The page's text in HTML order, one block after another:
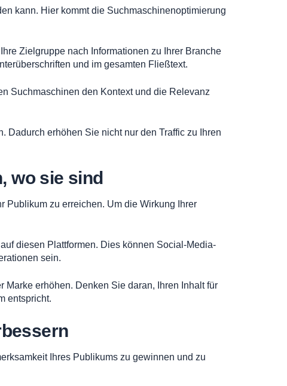
kann. Hier kommt die Suchmaschinenoptimierung
Zielgruppe nach Informationen zu Ihrer Branche
und im gesamten Fließtext.
Suchmaschinen den Kontext und die Relevanz
Dadurch erhöhen Sie nicht nur den Traffic zu Ihren
wo sie sind
Publikum zu erreichen. Um die Wirkung Ihrer
diesen Plattformen. Dies können Social-Media-
sein.
erhöhen. Denken Sie daran, Ihren Inhalt für
entspricht.
Ihres Publikums zu gewinnen und zu